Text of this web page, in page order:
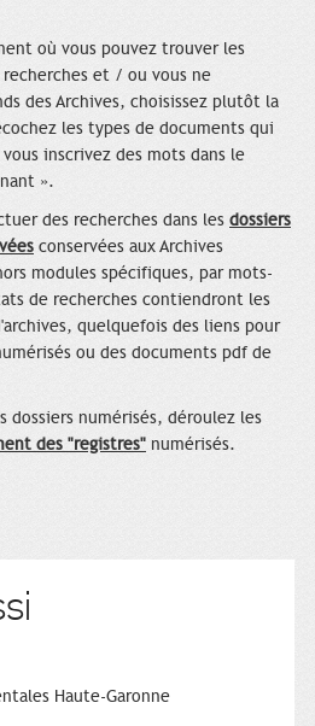
où vous pouvez trouver les
et / ou vous ne
des Archives, choisissez plutôt la
les types de documents qui
inscrivez des mots dans le
».
des recherches dans les dossiers
conservées aux Archives
modules spécifiques, par mots-
de recherches contiendront les
quelquefois des liens pour
ou des documents pdf de
dossiers numérisés, déroulez les
des "registres" numérisés.
Haute-Garonne